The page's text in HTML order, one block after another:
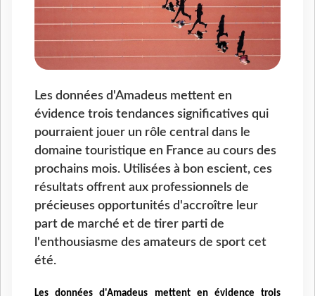
Les données d'Amadeus mettent en
évidence trois tendances significatives qui
pourraient jouer un rôle central dans le
domaine touristique en France au cours des
prochains mois. Utilisées à bon escient, ces
résultats offrent aux professionnels de
précieuses opportunités d'accroître leur
part de marché et de tirer parti de
l'enthousiasme des amateurs de sport cet
été.
Les données d'Amadeus mettent en évidence trois